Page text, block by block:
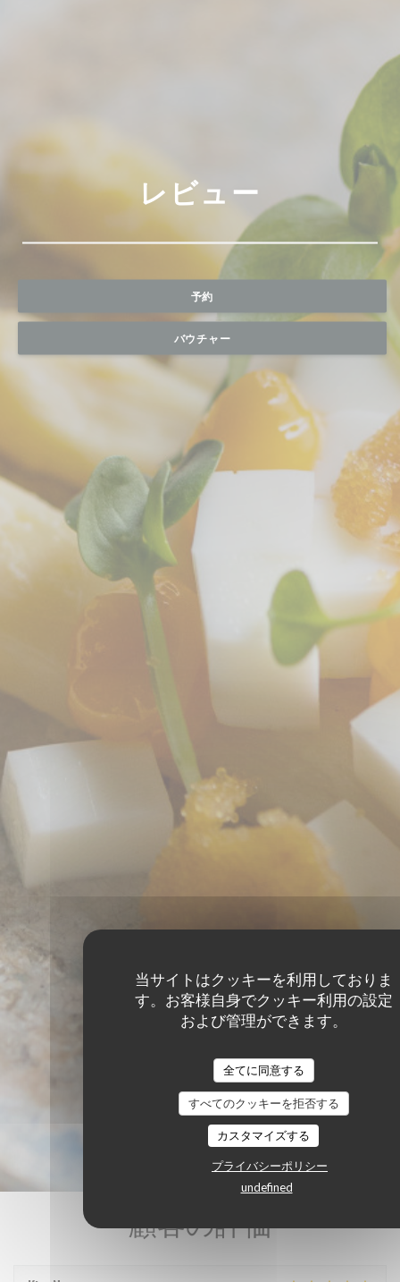
当サイトはクッキーを利用しておりま
す。お客様自身でクッキー利用の設定
および管理ができます。
全てに同意する
すべてのクッキーを拒否する
カスタマイズする
プライバシーポリシー
undefined
レビュー
予約
バウチャー
顧客の評価